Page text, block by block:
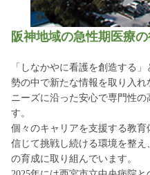
阪神地域の急性期医療
「しなかやに看護を創造する
勢の中で新たな情報を取り入
ニーズに沿った安心で専門性
す。
個々のキャリアを支援する教
信じて挑戦し続ける環境を整
の育成に取り組んでいます。